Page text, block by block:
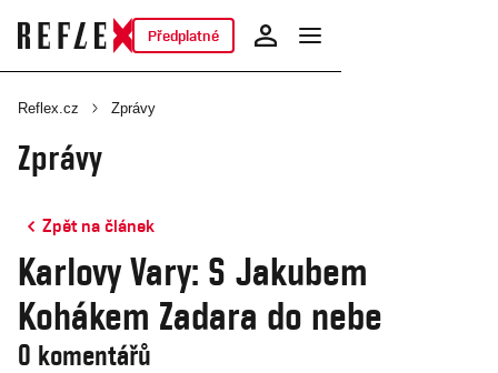
Předplatné
Reflex.cz Zprávy
Zprávy
Zpět na článek
Karlovy Vary: S Jakubem
Kohákem Zadara do nebe
0 komentářů